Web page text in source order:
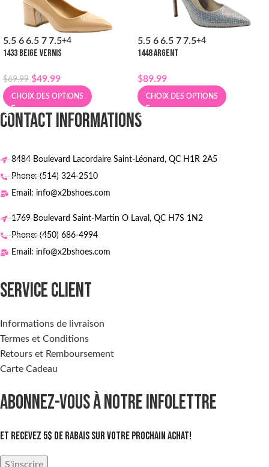
5.5 6 6.5 7 7.5+4
1433 BEIGE VERNIS
$69.99 $49.99
CHOIX DES OPTIONS
5.5 6 6.5 7 7.5+4
1448 ARGENT
$89.99
CHOIX DES OPTIONS
CONTACT INFORMATIONS
8484 Boulevard Lacordaire Saint-Léonard, QC H1R 2A5
Phone: (514) 324-2510
Email: info@x2bshoes.com
1769 Boulevard Saint-Martin O Laval, QC H7S 1N2
Phone: (450) 686-4994
Email: info@x2bshoes.com
SERVICE CLIENT
Informations de livraison
Termes et Conditions
Retours et Remboursement
Carte Cadeau
ABONNEZ-VOUS À NOTRE INFOLETTRE
Et recevez 5$ de rabais sur votre prochain achat!
S'inscrire